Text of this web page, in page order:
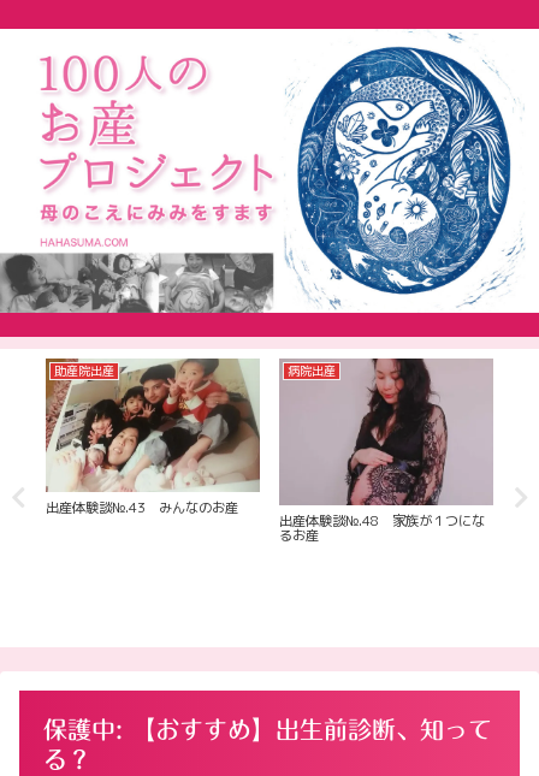
助産院出産
出産体験談№.43 みんなのお産
病院出産
出産体験談№.48 家族が１つにな
るお産
出
保護中: 【おすすめ】出生前診断、知って
る？